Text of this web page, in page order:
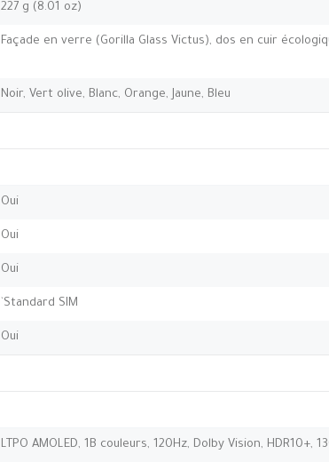
227 g (8.01 oz)
Façade en verre (Gorilla Glass Victus), dos en cuir
Noir, Vert olive, Blanc, Orange, Jaune, Bleu
Oui
Oui
Oui
`Standard SIM
Oui
LTPO AMOLED, 1B couleurs, 120Hz, Dolby Vision,